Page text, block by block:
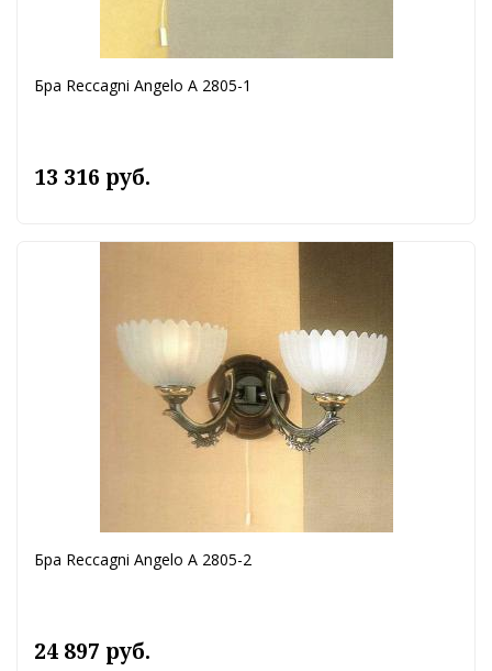
Бра Reccagni Angelo A 2805-1
13 316 руб.
Бра Reccagni Angelo A 2805-2
24 897 руб.